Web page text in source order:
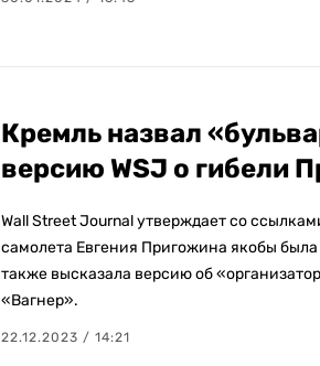
Кремль назвал
версию WSJ о гибели
Wall Street Journal утверждает со
самолета Евгения Пригожина якобы
также высказала версию об
«Вагнер».
22.12.2023 / 14:21